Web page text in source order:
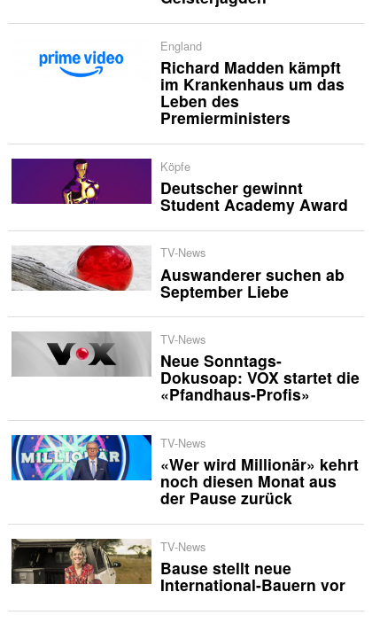
England
Richard Madden kämpft
im Krankenhaus um das
Leben des
Premierministers
Köpfe
Deutscher gewinnt
Student Academy Award
TV-News
Auswanderer suchen ab
September Liebe
TV-News
Neue Sonntags-
Dokusoap: VOX startet die
«Pfandhaus-Profis»
TV-News
«Wer wird Millionär» kehrt
noch diesen Monat aus
der Pause zurück
TV-News
Bause stellt neue
International-Bauern vor